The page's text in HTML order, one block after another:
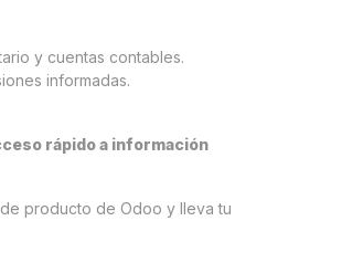
y cuentas contables.
informadas.
rápido a información
producto de Odoo y lleva tu